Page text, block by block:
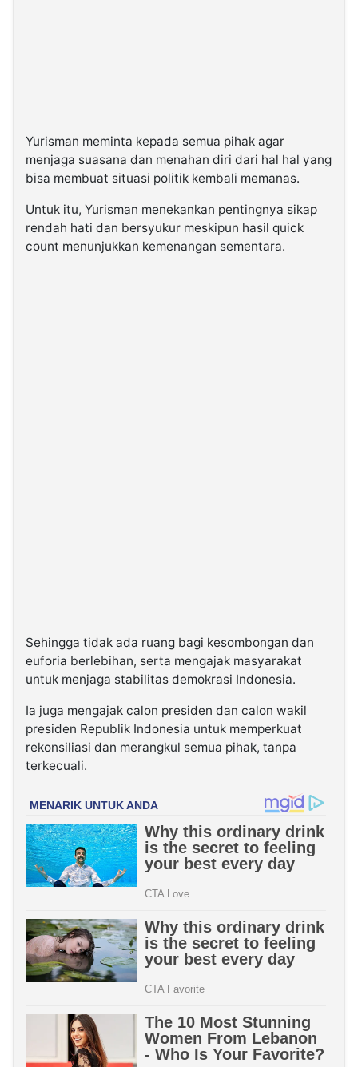
Yurisman meminta kepada semua pihak agar
menjaga suasana dan menahan diri dari hal hal yang
bisa membuat situasi politik kembali memanas.
Untuk itu, Yurisman menekankan pentingnya sikap
rendah hati dan bersyukur meskipun hasil quick
count menunjukkan kemenangan sementara.
Sehingga tidak ada ruang bagi kesombongan dan
euforia berlebihan, serta mengajak masyarakat
untuk menjaga stabilitas demokrasi Indonesia.
Ia juga mengajak calon presiden dan calon wakil
presiden Republik Indonesia untuk memperkuat
rekonsiliasi dan merangkul semua pihak, tanpa
terkecuali.